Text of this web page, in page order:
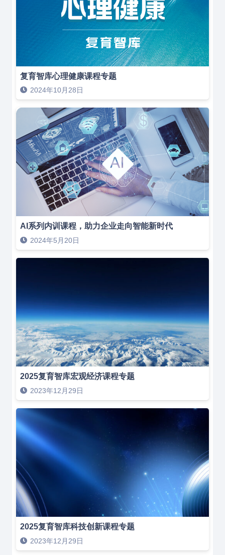
复育智库心理健康课程专题
2024年10月28日
AI系列内训课程，助力企业走向智能新时代
2024年5月20日
2025复育智库宏观经济课程专题
2023年12月29日
2025复育智库科技创新课程专题
2023年12月29日